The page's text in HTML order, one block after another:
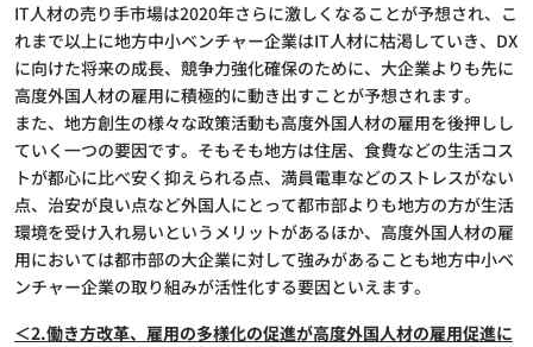
IT人材の売り手市場は2020年さらに激しくなることが予想され、こ
れまで以上に地方中小ベンチャー企業はIT人材に枯渇していき、DX
に向けた将来の成長、競争力強化確保のために、大企業よりも先に
高度外国人材の雇用に積極的に動き出すことが予想されます。
また、地方創生の様々な政策活動も高度外国人材の雇用を後押しし
ていく一つの要因です。そもそも地方は住居、食費などの生活コス
トが都心に比べ安く抑えられる点、満員電車などのストレスがない
点、治安が良い点など外国人にとって都市部よりも地方の方が生活
環境を受け入れ易いというメリットがあるほか、高度外国人材の雇
用においては都市部の大企業に対して強みがあることも地方中小ベ
ンチャー企業の取り組みが活性化する要因といえます。
＜2.働き方改革、雇用の多様化の促進が高度外国人材の雇用促進に